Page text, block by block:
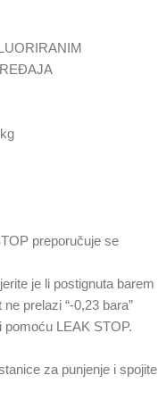
preporučuje se
je li postignuta barem
prelazi “-0,23 bara”
LEAK STOP.
za punjenje i spojite